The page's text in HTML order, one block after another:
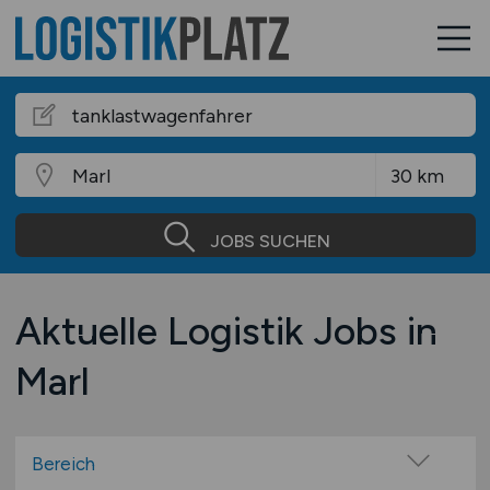
JOBS SUCHEN
Aktuelle Logistik Jobs in
Marl
Bereich